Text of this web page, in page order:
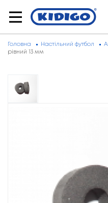
Головна Настільний футбол
рівний 13 мм